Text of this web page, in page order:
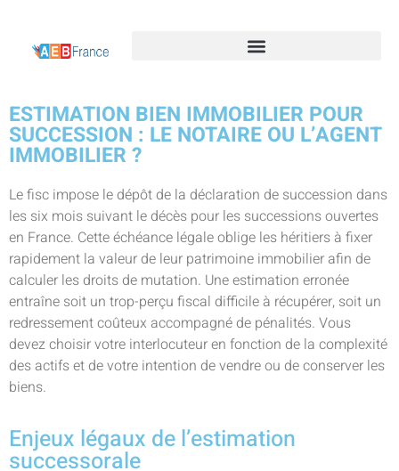
ESTIMATION BIEN IMMOBILIER POUR
SUCCESSION : LE NOTAIRE OU L’AGENT
IMMOBILIER ?
Le fisc impose le dépôt de la déclaration de succession dans
les six mois suivant le décès pour les successions ouvertes
en France. Cette échéance légale oblige les héritiers à fixer
rapidement la valeur de leur patrimoine immobilier afin de
calculer les droits de mutation. Une estimation erronée
entraîne soit un trop-perçu fiscal difficile à récupérer, soit un
redressement coûteux accompagné de pénalités. Vous
devez choisir votre interlocuteur en fonction de la complexité
des actifs et de votre intention de vendre ou de conserver les
biens.
Enjeux légaux de l’estimation
successorale